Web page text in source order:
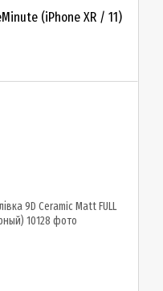
(iPhone XR / 11)